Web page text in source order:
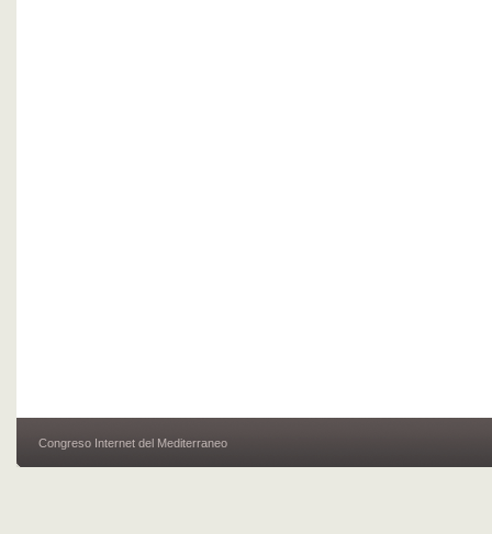
Congreso Internet del Mediterraneo